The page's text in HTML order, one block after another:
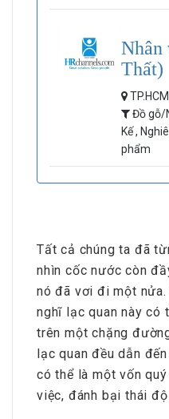
Thất)
Đồ gỗ/
Kế ,
phẩm
Tất cả chúng ta đã
nhìn cốc nước còn
nó đã vơi đi một
nghĩ lạc quan này có
trên một chặng
lạc quan đều dẫn
có thể là một vốn
việc, đánh bại thái